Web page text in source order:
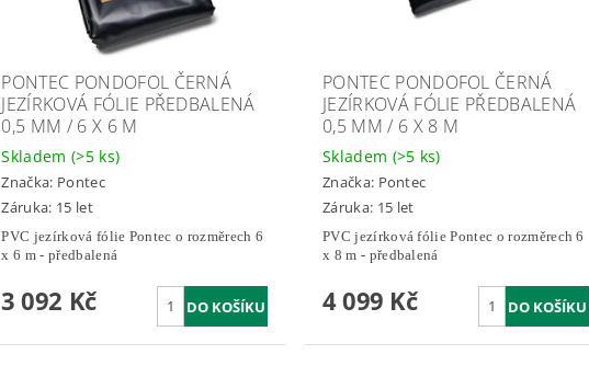
PONTEC PONDOFOL ČERNÁ
JEZÍRKOVÁ FÓLIE PŘEDBALENÁ
0,5 MM / 6 X 6 M
Skladem (>5 ks)
Značka: Pontec
Záruka: 15 let
PVC jezírková fólie Pontec o rozměrech 6
x 6 m - předbalená
3 092 Kč
PONTEC PONDOFOL ČERNÁ
JEZÍRKOVÁ FÓLIE PŘEDBALENÁ
0,5 MM / 6 X 8 M
Skladem (>5 ks)
Značka: Pontec
Záruka: 15 let
PVC jezírková fólie Pontec o rozměrech 6
x 8 m - předbalená
4 099 Kč